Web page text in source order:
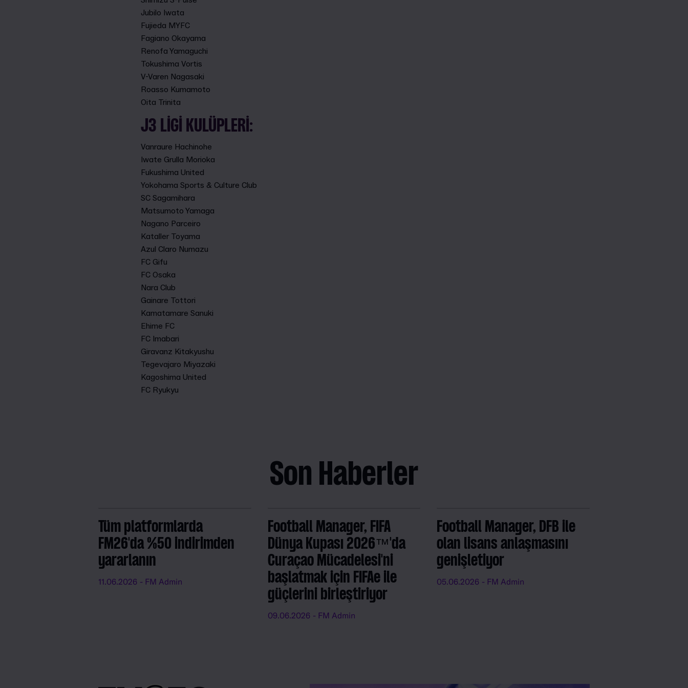
Jubilo Iwata
Fujieda MYFC
Fagiano Okayama
Renofa Yamaguchi
Tokushima Vortis
V-Varen Nagasaki
Roasso Kumamoto
Oita Trinita
J3 LIGI KULÜPLERI:
Vanraure Hachinohe
Iwate Grulla Morioka
Fukushima United
Yokohama Sports & Culture Club
SC Sagamihara
Matsumoto Yamaga
Nagano Parceiro
Kataller Toyama
Azul Claro Numazu
FC Gifu
FC Osaka
Nara Club
Gainare Tottori
Kamatamare Sanuki
Ehime FC
FC Imabari
Giravanz Kitakyushu
Tegevajaro Miyazaki
Kagoshima United
FC Ryukyu
Son Haberler
Tüm platformlarda
FM26'da %50 indirimden
yararlanın
11.06.2026 - FM Admin
Football Manager, FIFA
Dünya Kupası 2026™'da
Curaçao Mücadelesi'ni
başlatmak için FIFAe ile
güçlerini birleştiriyor
09.06.2026 - FM Admin
Football Manager, DFB ile
olan lisans anlaşmasını
genişletiyor
05.06.2026 - FM Admin